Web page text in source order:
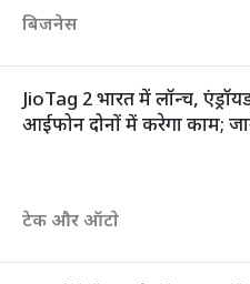
बिजनेस
JioTag 2 भारत में लॉन्च,
आईफोन दोनों में करेगा काम;
टेक और ऑटाे